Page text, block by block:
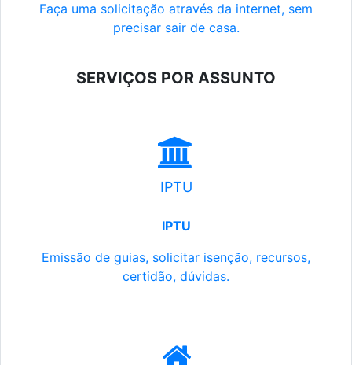
Faça uma solicitação através da internet, sem
precisar sair de casa.
SERVIÇOS POR ASSUNTO
IPTU
IPTU
Emissão de guias, solicitar isenção, recursos,
certidão, dúvidas.